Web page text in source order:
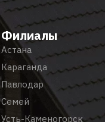
Филиалы
Астана
Караганда
Павлодар
Семей
Усть-Каменогорск